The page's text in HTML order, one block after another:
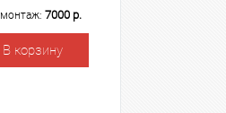
монтаж: 7000 р.